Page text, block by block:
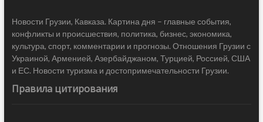
Новости Грузии, Кавказа. Картина дня – главные события,
конфликты и происшествия, политика, бизнес, экономика,
культура, спорт, комментарии и прогнозы. Отношения Грузии с
Украиной, Арменией, Азербайджаном, Турцией, Россией, США
и ЕС. Новости туризма и достопримечательности Грузии.
Правила цитирования